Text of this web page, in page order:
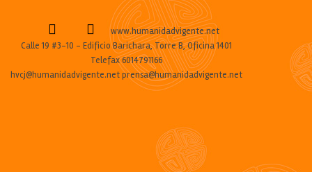
www.humanidadvigente.net
Calle 19 #3-10 - Edificio Barichara, Torre B, Oficina 1401
Telefax 6014791166
hvcj@humanidadvigente.net prensa@humanidadvigente.net